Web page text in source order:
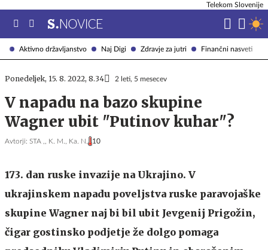
Aktivno državljanstvo Naj Digi Zdravje za jutri Finančni nasveti
Telekom Slovenije
Ponedeljek, 15. 8. 2022, 8.34 2 leti, 5 mesecev
V napadu na bazo skupine
Wagner ubit "Putinov kuhar"?
Avtorji: STA ,, K. M., Ka. N. 10
173. dan ruske invazije na Ukrajino. V
ukrajinskem napadu poveljstva ruske paravojaške
skupine Wagner naj bi bil ubit Jevgenij Prigožin,
čigar gostinsko podjetje že dolgo pomaga